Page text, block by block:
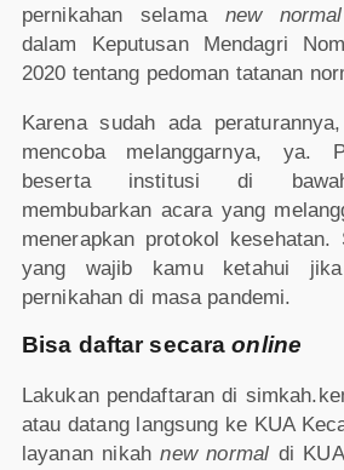
pernikahan selama new normal
dalam Keputusan Mendagri
2020 tentang pedoman tatanan
Karena sudah ada
mencoba melanggarnya, ya.
beserta institusi di
membubarkan acara yang
menerapkan protokol
yang wajib kamu ketahui
pernikahan di masa pandemi.
Bisa daftar secaraonline
Lakukan pendaftaran di
atau datang langsung ke KUA
layanan nikahnew normal di